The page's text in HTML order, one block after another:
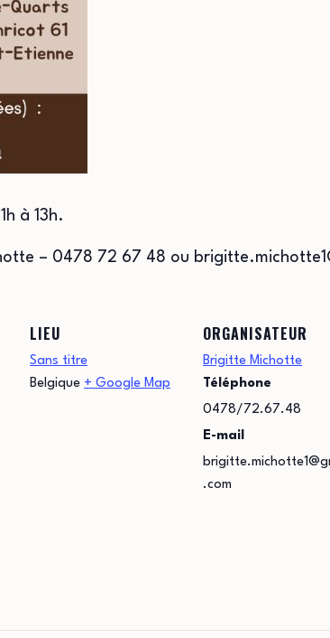
à 13h.
– 0478 72 67 48 ou
LIEU
Sans titre
Belgique + Google Map
ORGANISATEUR
Brigitte Michotte
Téléphone
0478/72.67.48
E-mail
.com